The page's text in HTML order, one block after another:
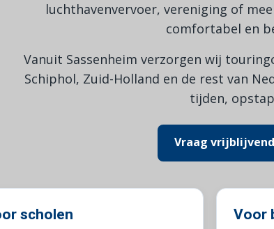
luchthavenvervoer, vereniging of
comfortabel en
Vanuit Sassenheim verzorgen wij
Schiphol, Zuid-Holland en de rest van
tijden,
Vraag
scholen Voor